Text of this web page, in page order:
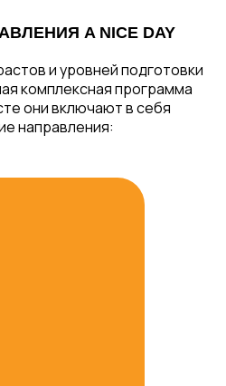
A NICE DAY
и уровней подготовки
комплексная программа
они включают в себя
направления: